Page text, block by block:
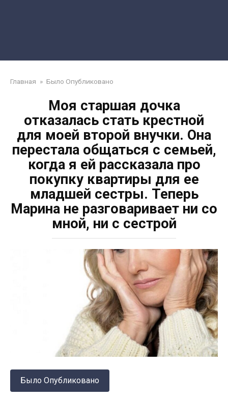
Главная » Было Опубликовано
Моя старшая дочка
отказалась стать крестной
для моей второй внучки. Она
перестала общаться с семьей,
когда я ей рассказала про
покупку квартиры для ее
младшей сестры. Теперь
Марина не разговаривает ни со
мной, ни с сестрой
Было Опубликовано